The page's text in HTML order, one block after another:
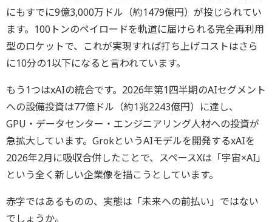
にもすでに9億3,000万ドル（約1479億円）が投じられてい
ます。100トンのペイロードを軌道に届けられる完全再利用
型のロケットで、これが実現すれば打ち上げコストはさら
に10分の1以下になると言われています。
もう1つはxAIの統合です。2026年第1四半期のAIセグメント
への設備投資は77億ドル（約1兆2243億円）に達し、
GPU・データセンター・エンジニアリング人材への投資が
急拡大しています。GrokというAIモデルを開発するxAIを
2026年2月に吸収合併したことで、スペースXは「宇宙×AI」
という全く新しい企業像を描こうとしています。
赤字ではあるものの、実態は「未来への前払い」ではない
でしょうか。